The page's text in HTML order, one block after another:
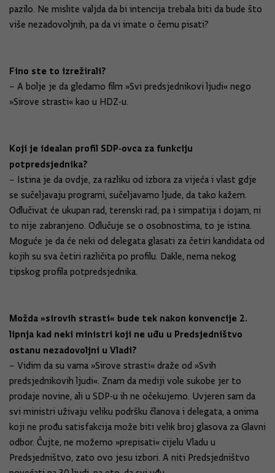
pazilo. Ne mislite valjda da bi intencija trebala biti da bude što
više nezadovoljnih, pa da vi imate o čemu pisati?
Fino ste to izrežirali?
– A bolje je da gledamo film »Svi predsjednikovi ljudi« nego
»Sirove strasti« kao u HDZ-u.
Koji je idealan profil SDP-ovca za funkciju
potpredsjednika?
– Istina je da ovdje, za razliku od izbora za vijeća i vlast gdje
se sučeljavaju programi, sučeljavamo ljude, da tako kažem.
Odlučivat će ukupan rad, terenski rad, pa i simpatija i dojam, ni
to nije zabranjeno. Odlučuje se o osobnostima, to je istina.
Moguće je da će neki od delegata glasati za četiri kandidata od
kojih su sva četiri različita po profilu. Dakle, nema nekog
tipskog profila potpredsjednika.
Možda »sirovih strasti« bude tek nakon konvencije 2.
lipnja kad neki ministri koji ne uđu u Predsjedništvo
ostanu nezadovoljni u Vladi?
– Vidim da su vama »Sirove strasti« draže od »Svih
predsjednikovih ljudi«. Znam da mediji vole sukobe jer to
prodaje novine, ali u SDP-u ih ne očekujemo. Uvjeren sam da
svi ministri uživaju veliku podršku članova i delegata, a onima
koji ne prođu satisfakcija može biti velik broj glasova za Glavni
odbor. Čujte, ne možemo »prepisati« cijelu Vladu u
Predsjedništvo, zato ovo jesu izbori. A niti Predsjedništvo